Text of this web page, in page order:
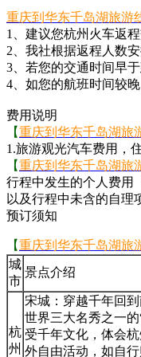
重庆到华东千岛湖旅游
1、建议您杭州火车返
2、我社根据返程人数
3、若您的交通时间早
4、如您的航班时间较
费用说明
【重庆到华东千岛湖旅
1.旅游观光汽车费用，
【重庆到华东千岛湖旅
行程中发生的个人费用
以及行程中未含的自理
预订须知
【重庆到华东千岛湖旅
城
市
景点介绍
杭
州
宋城：穿越千年回
世界三大名秀之一
受千年文化，体会
外自由活动，如自行